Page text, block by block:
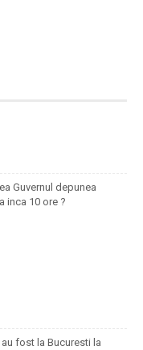
Guvernul depunea
inca 10 ore ?
fost la Bucuresti la